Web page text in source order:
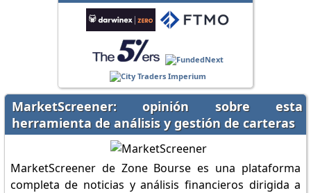
MarketScreener: opinión sobre esta
herramienta de análisis y gestión de carteras
MarketScreener de Zone Bourse es una plataforma
completa de noticias y análisis financieros dirigida a